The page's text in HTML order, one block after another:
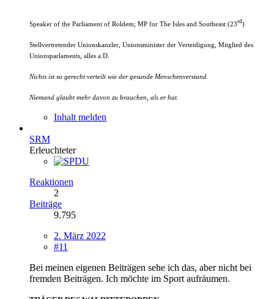
Speaker of the Parliament of Roldem; MP for The Isles and Southeast (23rd)
Stellvertretender Unionskanzler, Unionsminister der Verteidigung, Mitglied des
Unionsparlaments, alles a.D.
Nichts ist so gerecht verteilt wie der gesunde Menschenverstand.
Niemand glaubt mehr davon zu brauchen, als er hat.
Inhalt melden
SRM
Erleuchteter
Reaktionen
2
Beiträge
9.795
2. März 2022
#11
Bei meinen eigenen Beiträgen sehe ich das, aber nicht bei
fremden Beiträgen. Ich möchte im Sport aufräumen.